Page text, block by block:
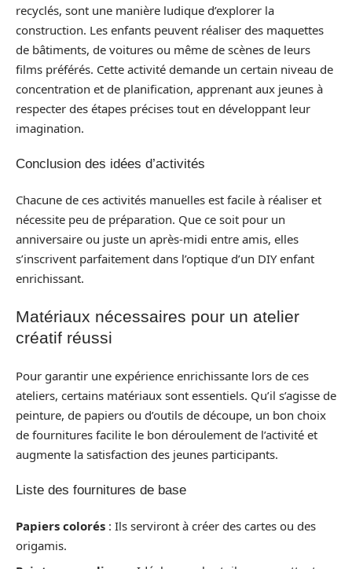
recyclés, sont une manière ludique d’explorer la
construction. Les enfants peuvent réaliser des maquettes
de bâtiments, de voitures ou même de scènes de leurs
films préférés. Cette activité demande un certain niveau de
concentration et de planification, apprenant aux jeunes à
respecter des étapes précises tout en développant leur
imagination.
Conclusion des idées d’activités
Chacune de ces activités manuelles est facile à réaliser et
nécessite peu de préparation. Que ce soit pour un
anniversaire ou juste un après-midi entre amis, elles
s’inscrivent parfaitement dans l’optique d’un DIY enfant
enrichissant.
Matériaux nécessaires pour un atelier
créatif réussi
Pour garantir une expérience enrichissante lors de ces
ateliers, certains matériaux sont essentiels. Qu’il s’agisse de
peinture, de papiers ou d’outils de découpe, un bon choix
de fournitures facilite le bon déroulement de l’activité et
augmente la satisfaction des jeunes participants.
Liste des fournitures de base
Papiers colorés : Ils serviront à créer des cartes ou des
origamis.